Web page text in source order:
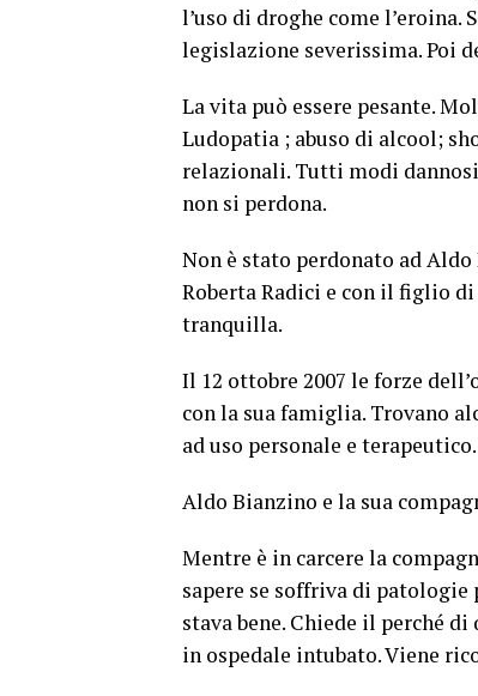
l’uso di droghe come l’eroina.
legislazione severissima. Poi
La vita può essere pesante.
Ludopatia ; abuso di alcool;
relazionali. Tutti modi
non si perdona.
Non è stato perdonato ad
Roberta Radici e con il figlio
tranquilla.
Il 12 ottobre 2007 le forze
con la sua famiglia. Trovano
ad uso personale e
Aldo Bianzino e la sua
Mentre è in carcere la
sapere se soffriva di patologie
stava bene. Chiede il perché
in ospedale intubato. Viene